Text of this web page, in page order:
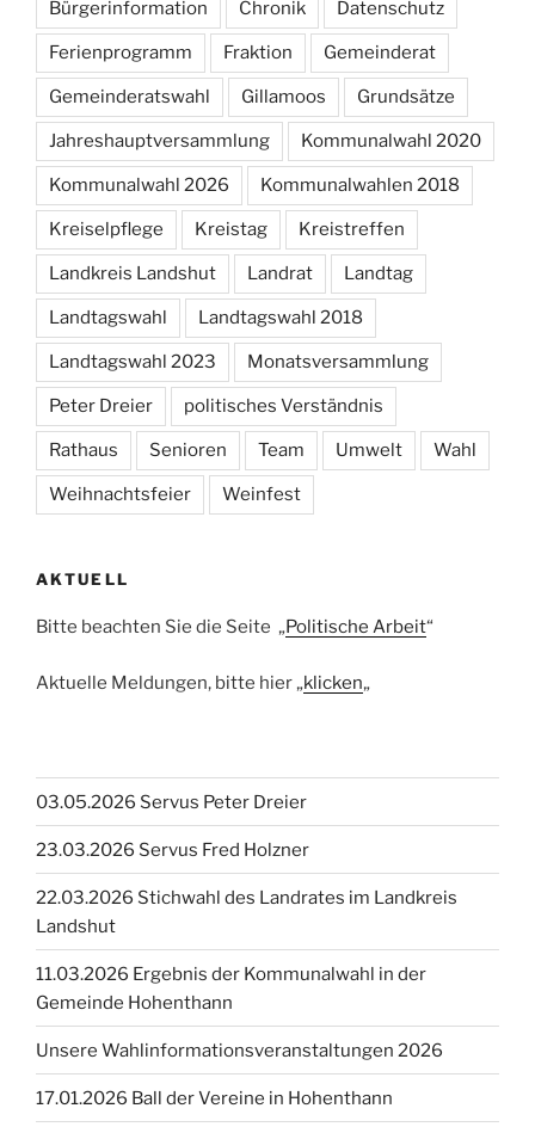
Bürgerinformation Chronik Datenschutz
Ferienprogramm Fraktion Gemeinderat
Gemeinderatswahl Gillamoos Grundsätze
Jahreshauptversammlung Kommunalwahl 2020
Kommunalwahl 2026 Kommunalwahlen 2018
Kreiselpflege Kreistag Kreistreffen
Landkreis Landshut Landrat Landtag
Landtagswahl Landtagswahl 2018
Landtagswahl 2023 Monatsversammlung
Peter Dreier politisches Verständnis
Rathaus Senioren Team Umwelt Wahl
Weihnachtsfeier Weinfest
AKTUELL
Bitte beachten Sie die Seite „Politische Arbeit“
Aktuelle Meldungen, bitte hier „klicken„
03.05.2026 Servus Peter Dreier
23.03.2026 Servus Fred Holzner
22.03.2026 Stichwahl des Landrates im Landkreis
Landshut
11.03.2026 Ergebnis der Kommunalwahl in der
Gemeinde Hohenthann
Unsere Wahlinformationsveranstaltungen 2026
17.01.2026 Ball der Vereine in Hohenthann